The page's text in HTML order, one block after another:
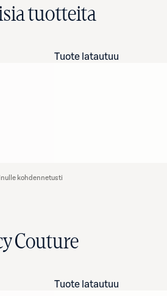
tuotteita
Tuote latautuu
kohdennetusti
Couture
Tuote latautuu